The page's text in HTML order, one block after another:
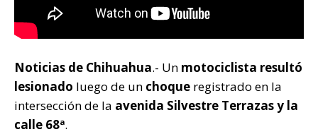
Noticias de Chihuahua.- Un motociclista resultó
lesionado luego de un choque registrado en la
intersección de la avenida Silvestre Terrazas y la
calle 68ª.